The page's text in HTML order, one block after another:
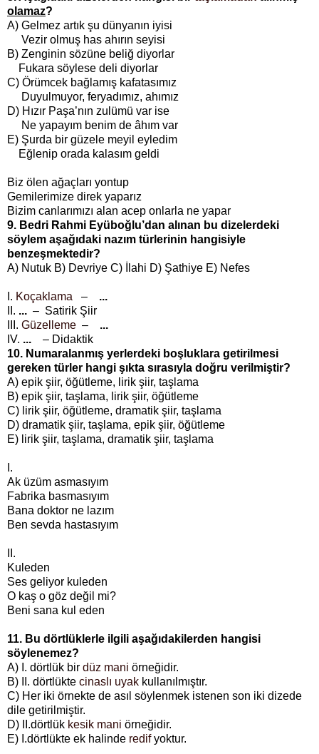
olamaz?
A) Gelmez artık şu dünyanın iyisi
Vezir olmuş has ahırın seyisi
B) Zenginin sözüne beliğ diyorlar
Fukara söylese deli diyorlar
C) Örümcek bağlamış kafatasımız
Duyulmuyor, feryadımız, ahımız
D) Hızır Paşa’nın zulümü var ise
Ne yapayım benim de âhım var
E) Şurda bir güzele meyil eyledim
Eğlenip orada kalasım geldi
Biz ölen ağaçları yontup
Gemilerimize direk yaparız
Bizim canlarımızı alan acep onlarla ne yapar
9. Bedri Rahmi Eyüboğlu’dan alınan bu dizelerdeki
söylem aşağıdaki nazım türlerinin hangisiyle
benzeşmektedir?
A) Nutuk B) Devriye C) İlahi D) Şathiye E) Nefes
I. Koçaklama – ...
II. ... – Satirik Şiir
III. Güzelleme – ...
IV. ... – Didaktik
10. Numaralanmış yerlerdeki boşluklara getirilmesi
gereken türler hangi şıkta sırasıyla doğru verilmiştir?
A) epik şiir, öğütleme, lirik şiir, taşlama
B) epik şiir, taşlama, lirik şiir, öğütleme
C) lirik şiir, öğütleme, dramatik şiir, taşlama
D) dramatik şiir, taşlama, epik şiir, öğütleme
E) lirik şiir, taşlama, dramatik şiir, taşlama
I.
Ak üzüm asmasıyım
Fabrika basmasıyım
Bana doktor ne lazım
Ben sevda hastasıyım
II.
Kuleden
Ses geliyor kuleden
O kaş o göz değil mi?
Beni sana kul eden
11. Bu dörtlüklerle ilgili aşağıdakilerden hangisi
söylenemez?
A) I. dörtlük bir düz mani örneğidir.
B) II. dörtlükte cinaslı uyak kullanılmıştır.
C) Her iki örnekte de asıl söylenmek istenen son iki dizede
dile getirilmiştir.
D) II.dörtlük kesik mani örneğidir.
E) I.dörtlükte ek halinde redifyoktur.